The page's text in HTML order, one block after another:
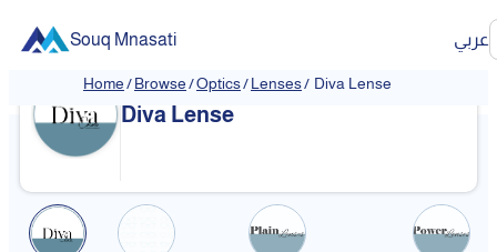
Souq Mnasati عربي
Home/Browse/Optics/Lenses/ Diva Lense
Diva Lense